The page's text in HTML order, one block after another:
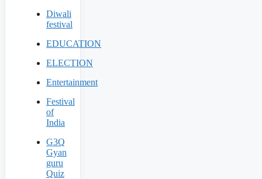
Diwali
festival
EDUCATION
ELECTION
Entertainment
Festival
of
India
G3Q
Gyan
guru
Quiz